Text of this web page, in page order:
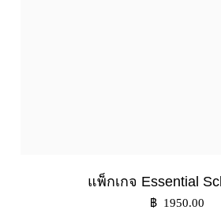
แพ็กเกจ Essential
฿ 1950.00